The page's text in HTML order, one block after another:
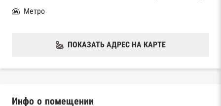
Метро
ПОКАЗАТЬ АДРЕС НА КАРТЕ
Инфо о помещении